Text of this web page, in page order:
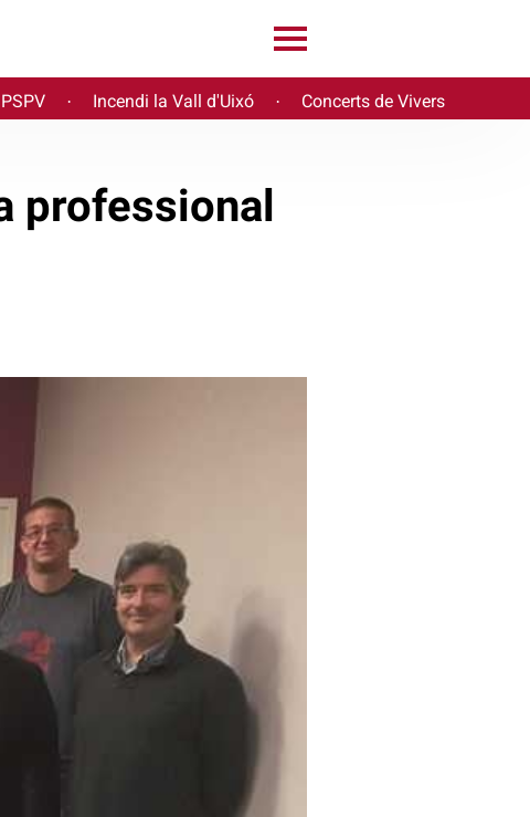
· Incendi la Vall d'Uixó · Concerts de Vivers
professional